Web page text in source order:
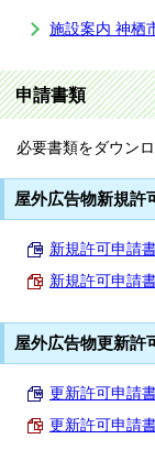
施設案内 神栖
申請書類
必要書類をダウン
屋外広告物新規許
新規許可申請
新規許可申請
屋外広告物更新許
更新許可申請
更新許可申請